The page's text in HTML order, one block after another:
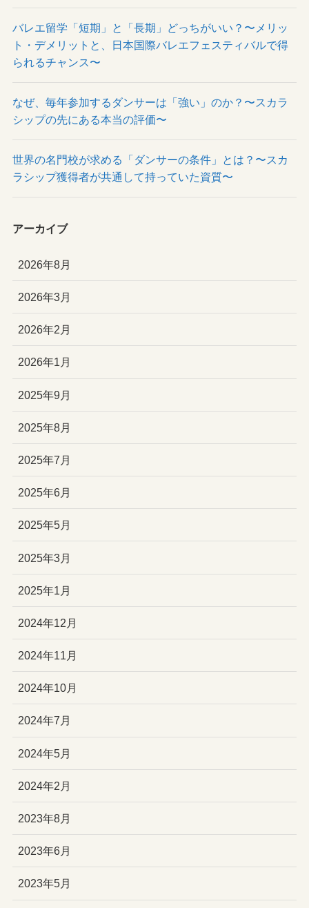
バレエ留学「短期」と「長期」どっちがいい？〜メリッ
ト・デメリットと、日本国際バレエフェスティバルで得
られるチャンス〜
なぜ、毎年参加するダンサーは「強い」のか？〜スカラ
シップの先にある本当の評価〜
世界の名門校が求める「ダンサーの条件」とは？〜スカ
ラシップ獲得者が共通して持っていた資質〜
アーカイブ
2026年8月
2026年3月
2026年2月
2026年1月
2025年9月
2025年8月
2025年7月
2025年6月
2025年5月
2025年3月
2025年1月
2024年12月
2024年11月
2024年10月
2024年7月
2024年5月
2024年2月
2023年8月
2023年6月
2023年5月